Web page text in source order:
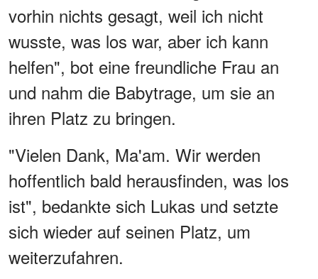
vorhin nichts gesagt, weil ich nicht
wusste, was los war, aber ich kann
helfen", bot eine freundliche Frau an
und nahm die Babytrage, um sie an
ihren Platz zu bringen.
"Vielen Dank, Ma'am. Wir werden
hoffentlich bald herausfinden, was los
ist", bedankte sich Lukas und setzte
sich wieder auf seinen Platz, um
weiterzufahren.